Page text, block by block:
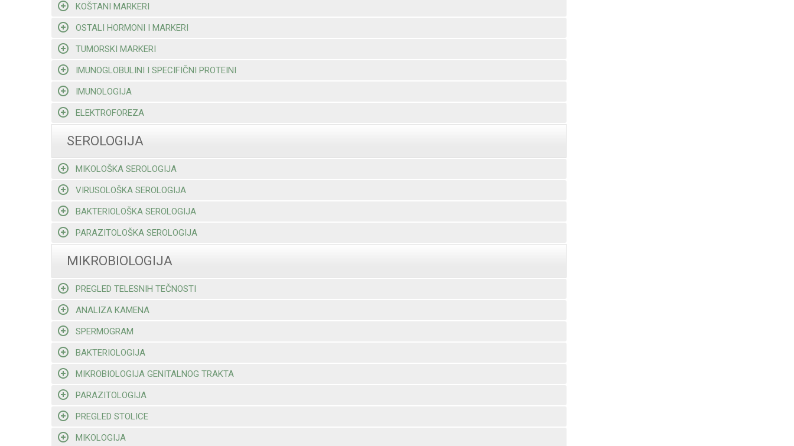
KOŠTANI MARKERI
OSTALI HORMONI I MARKERI
TUMORSKI MARKERI
IMUNOGLOBULINI I SPECIFIČNI PROTEINI
IMUNOLOGIJA
ELEKTROFOREZA
SEROLOGIJA
MIKOLOŠKA SEROLOGIJA
VIRUSOLOŠKA SEROLOGIJA
BAKTERIOLOŠKA SEROLOGIJA
PARAZITOLOŠKA SEROLOGIJA
MIKROBIOLOGIJA
PREGLED TELESNIH TEČNOSTI
ANALIZA KAMENA
SPERMOGRAM
BAKTERIOLOGIJA
MIKROBIOLOGIJA GENITALNOG TRAKTA
PARAZITOLOGIJA
PREGLED STOLICE
MIKOLOGIJA